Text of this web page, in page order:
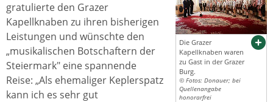
Die Grazer
Kapellknaben waren
zu Gast in der Grazer
Burg.
© Fotos: Donauer; bei
Quellenangabe
honorarfrei
gratulierte den Grazer
Kapellknaben zu ihren bisherigen
Leistungen und wünschte den
„musikalischen Botschaftern der
Steiermark" eine spannende
Reise: „Als ehemaliger Keplerspatz
kann ich es sehr gut